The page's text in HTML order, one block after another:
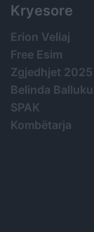
Kryesore
Erion Veliaj
Free Esim
Zgjedhjet 2025
Belinda Balluku
SPAK
Kombëtarja